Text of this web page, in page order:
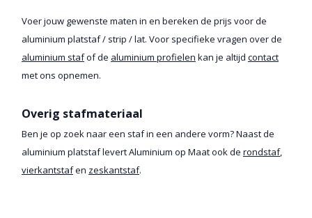
Voer jouw gewenste maten in en bereken de prijs voor de
aluminium platstaf / strip / lat. Voor specifieke vragen over de
aluminium stafof de aluminium profielen kan je altijd contact
met ons opnemen.
Overig stafmateriaal
Ben je op zoek naar een staf in een andere vorm? Naast de
aluminium platstaf levert Aluminium op Maat ook de rondstaf,
vierkantstafen zeskantstaf.